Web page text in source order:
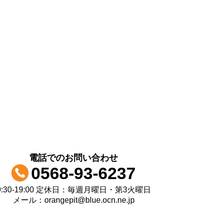
電話でのお問い合わせ
0568-93-6237
19:00 定休日：毎週月曜日・第3火曜日
メール：orangepit@blue.ocn.ne.jp